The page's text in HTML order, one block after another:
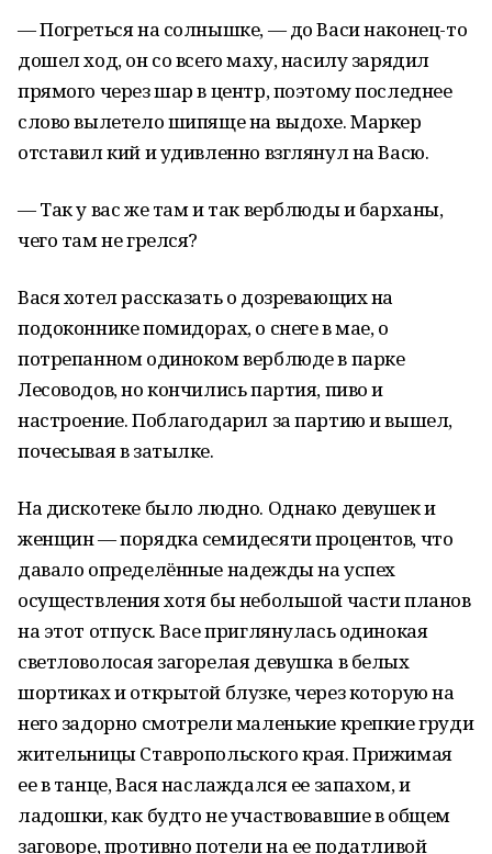
— Погреться на солнышке, — до Васи наконец-то
дошел ход, он со всего маху, насилу зарядил
прямого через шар в центр, поэтому последнее
слово вылетело шипяще на выдохе. Маркер
отставил кий и удивленно взглянул на Васю.
— Так у вас же там и так верблюды и барханы,
чего там не грелся?
Вася хотел рассказать о дозревающих на
подоконнике помидорах, о снеге в мае, о
потрепанном одиноком верблюде в парке
Лесоводов, но кончились партия, пиво и
настроение. Поблагодарил за партию и вышел,
почесывая в затылке.
На дискотеке было людно. Однако девушек и
женщин — порядка семидесяти процентов, что
давало определённые надежды на успех
осуществления хотя бы небольшой части планов
на этот отпуск. Васе приглянулась одинокая
светловолосая загорелая девушка в белых
шортиках и открытой блузке, через которую на
него задорно смотрели маленькие крепкие груди
жительницы Ставропольского края. Прижимая
ее в танце, Вася наслаждался ее запахом, и
ладошки, как будто не участвовавшие в общем
заговоре, противно потели на ее податливой